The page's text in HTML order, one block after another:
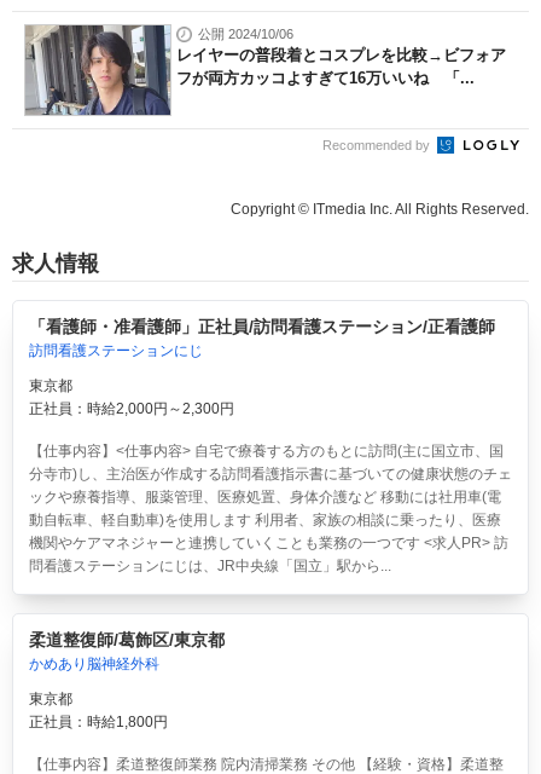
公開 2024/10/06
レイヤーの普段着とコスプレを比較→ビフォア
フが両方カッコよすぎて16万いいね 「...
Recommended by
Copyright © ITmedia Inc. All Rights Reserved.
求人情報
「看護師・准看護師」正社員/訪問看護ステーション/正看護師
訪問看護ステーションにじ
東京都
正社員：時給2,000円～2,300円
【仕事内容】<仕事内容> 自宅で療養する方のもとに訪問(主に国立市、国
分寺市)し、主治医が作成する訪問看護指示書に基づいての健康状態のチェ
ックや療養指導、服薬管理、医療処置、身体介護など 移動には社用車(電
動自転車、軽自動車)を使用します 利用者、家族の相談に乗ったり、医療
機関やケアマネジャーと連携していくことも業務の一つです <求人PR> 訪
問看護ステーションにじは、JR中央線「国立」駅から...
柔道整復師/葛飾区/東京都
かめあり脳神経外科
東京都
正社員：時給1,800円
【仕事内容】柔道整復師業務 院内清掃業務 その他 【経験・資格】柔道整